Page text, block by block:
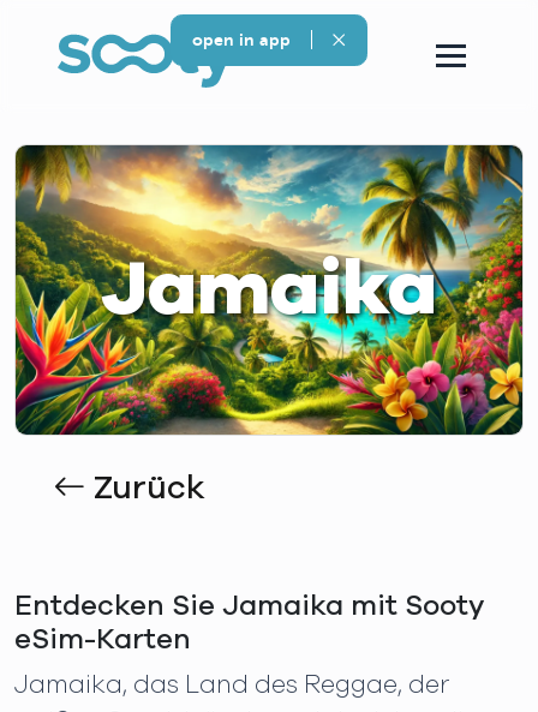
Jamaika
Zurück
Entdecken Sie Jamaika mit Sooty
eSim-Karten
Jamaika, das Land des Reggae, der
open in app